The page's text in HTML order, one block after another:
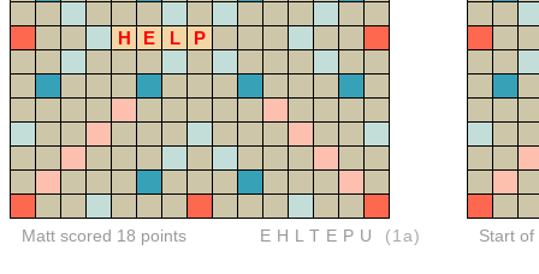
H E L P
Matt scored 18 points EHLTEPU (1a) Start